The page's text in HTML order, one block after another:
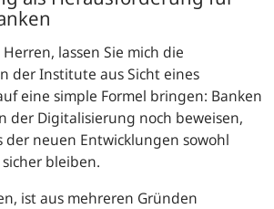
lassen Sie mich die
der Institute aus Sicht eines
eine simple Formel bringen: Banken
der Digitalisierung noch beweisen,
der neuen Entwicklungen sowohl
bleiben.
ist aus mehreren Gründen